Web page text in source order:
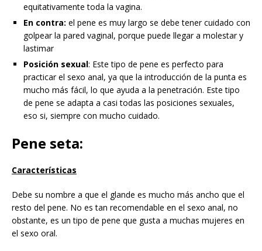
equitativamente toda la vagina.
En contra: el pene es muy largo se debe tener cuidado con
golpear la pared vaginal, porque puede llegar a molestar y
lastimar
Posición sexual: Este tipo de pene es perfecto para
practicar el sexo anal, ya que la introducción de la punta es
mucho más fácil, lo que ayuda a la penetración. Este tipo
de pene se adapta a casi todas las posiciones sexuales,
eso si, siempre con mucho cuidado.
Pene seta:
Características
Debe su nombre a que el glande es mucho más ancho que el
resto del pene. No es tan recomendable en el sexo anal, no
obstante, es un tipo de pene que gusta a muchas mujeres en
el sexo oral.